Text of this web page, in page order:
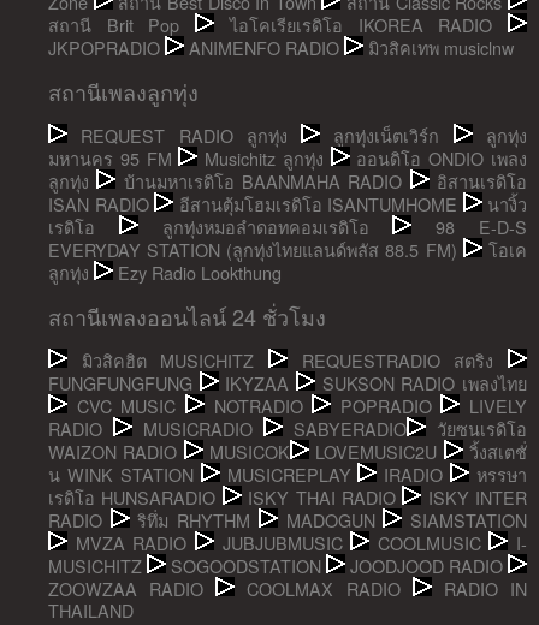
สถานี Brit Pop
ไอโคเรียเรดิโอ IKOREA RADIO
JKPOPRADIO
ANIMENFO RADIO มิวสิคเทพ musiclnw
สถานีเพลงลูกทุ่ง
REQUEST RADIO ลูกทุ่ง ลูกทุ่งเน็ตเวิร์ก
ลูกทุ่ง
มหานคร 95 FM
Musichitz ลูกทุ่ง
ออนดิโอ ONDIO เพลง
ลูกทุ่ง
บ้านมหาเรดิโอ BAANMAHA RADIO
อิสานเรดิโอ
ISAN RADIO
อีสานตุ้มโฮมเรดิโอ ISANTUMHOME
นางิ้ว
เรดิโอ
ลูกทุ่งหมอลำดอทคอมเรดิโอ
98 E-D-S
EVERYDAY STATION (ลูกทุ่งไทยแลนด์พลัส 88.5 FM)
โอเค
ลูกทุ่ง
Ezy Radio Lookthung
สถานีเพลงออนไลน์ 24 ชั่วโมง
มิวสิคฮิต MUSICHITZ
REQUESTRADIO สตริง
FUNGFUNGFUNG
IKYZAA
SUKSON RADIO เพลงไทย
CVC MUSIC
NOTRADIO POPRADIO
LIVELY
RADIO
MUSICRADIO SABYERADIO
วัยซนเรดิโอ
WAIZON RADIO
MUSICOK LOVEMUSIC2U
วิ้งสเตชั่
น WINK STATION
MUSICREPLAY IRADIO
หรรษา
เรดิโอ HUNSARADIO
ISKY THAI RADIO
ISKY INTER
RADIO
ริทึ่ม RHYTHM MADOGUN
SIAMSTATION
MVZA RADIO
JUBJUBMUSIC COOLMUSIC
I-
MUSICHITZ
SOGOODSTATION
JOODJOOD RADIO
ZOOWZAA RADIO
COOLMAX RADIO
RADIO IN
THAILAND